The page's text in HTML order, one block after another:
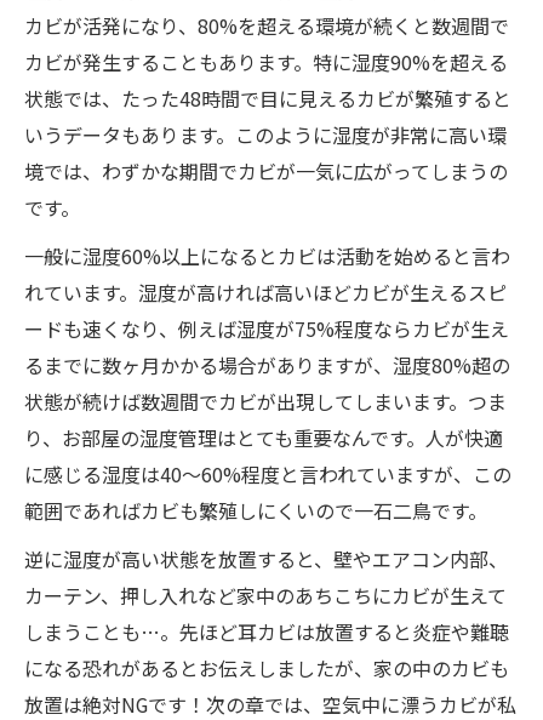
カビが活発になり、80%を超える環境が続くと数週間で
カビが発生することもあります。特に湿度90%を超える
状態では、たった48時間で目に見えるカビが繁殖すると
いうデータもあります。このように湿度が非常に高い環
境では、わずかな期間でカビが一気に広がってしまうの
です。
一般に湿度60%以上になるとカビは活動を始めると言わ
れています。湿度が高ければ高いほどカビが生えるスピ
ードも速くなり、例えば湿度が75%程度ならカビが生え
るまでに数ヶ月かかる場合がありますが、湿度80%超の
状態が続けば数週間でカビが出現してしまいます。つま
り、お部屋の湿度管理はとても重要なんです。人が快適
に感じる湿度は40〜60%程度と言われていますが、この
範囲であればカビも繁殖しにくいので一石二鳥です。
逆に湿度が高い状態を放置すると、壁やエアコン内部、
カーテン、押し入れなど家中のあちこちにカビが生えて
しまうことも…。先ほど耳カビは放置すると炎症や難聴
になる恐れがあるとお伝えしましたが、家の中のカビも
放置は絶対NGです！次の章では、空気中に漂うカビが私